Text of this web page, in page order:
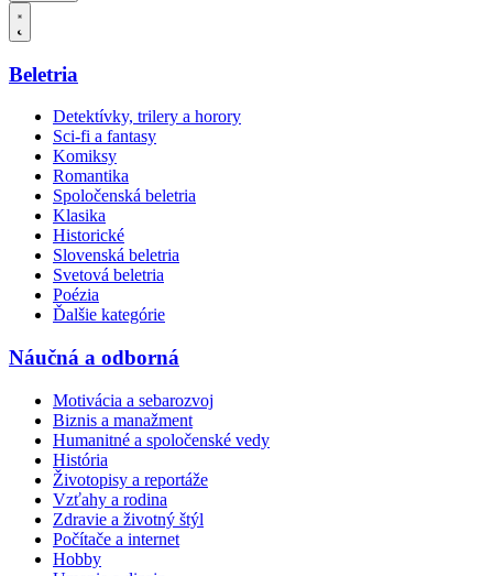
Beletria
Detektívky, trilery a horory
Sci-fi a fantasy
Komiksy
Romantika
Spoločenská beletria
Klasika
Historické
Slovenská beletria
Svetová beletria
Poézia
Ďalšie kategórie
Náučná a odborná
Motivácia a sebarozvoj
Biznis a manažment
Humanitné a spoločenské vedy
História
Životopisy a reportáže
Vzťahy a rodina
Zdravie a životný štýl
Počítače a internet
Hobby